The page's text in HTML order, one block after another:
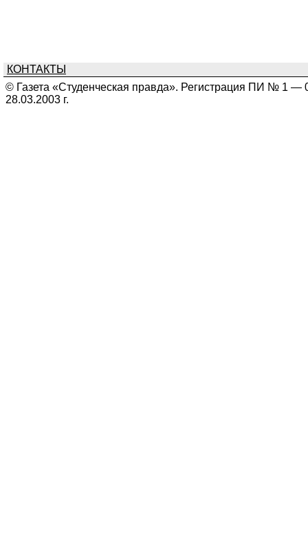
КОНТАКТЫ
© Газета «Студенческая правда». Регистрация ПИ № 1 —
28.03.2003 г.